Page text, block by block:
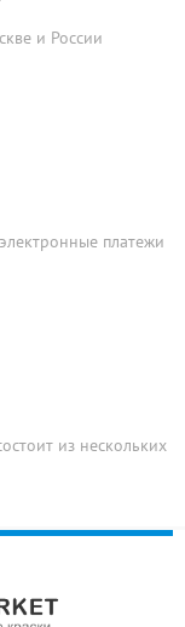
и России
платежи
из нескольких